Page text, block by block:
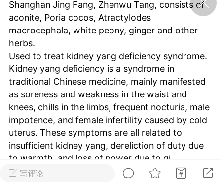
节返乡期间“闪
急提示
0
如何购买【理肺清瘟膏】
小海（HAi） 2
阳明脉衰：女性
明胃经
0
谷气为根，心气为枝——
《黄帝内经》脾胃养心论
写评论
Shanghan Jing Fang, Zhenwu Tang, consists of
aconite, Poria cocos, Atractylodes
macrocephala, white peony, ginger and other
herbs.
Used to treat kidney yang deficiency syndrome.
Kidney yang deficiency is a syndrome in
traditional Chinese medicine, mainly manifested
as soreness and weakness in the waist and
knees, chills in the limbs, frequent nocturia, male
impotence, and female infertility caused by cold
uterus. These symptoms are all related to
insufficient kidney yang, dereliction of duty due
to warmth, and loss of power due to qi
transformation. Zhenwu Tang aims to improve